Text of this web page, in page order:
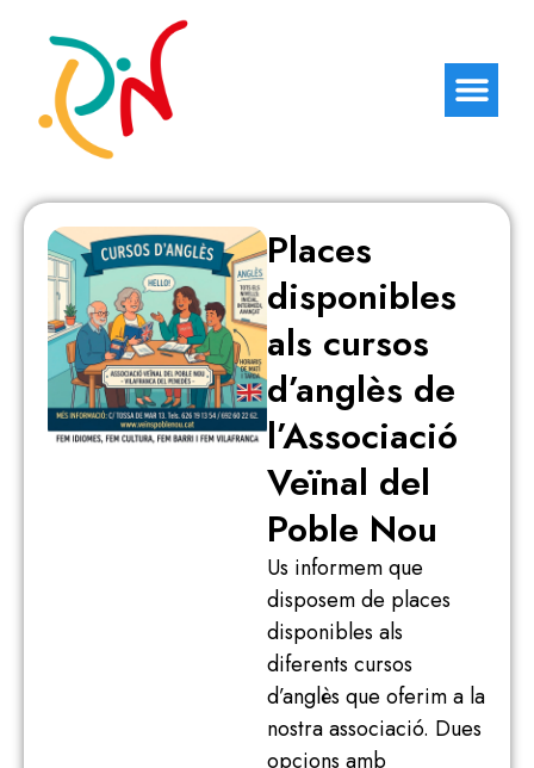
Places
disponibles
als cursos
d’anglès de
l’Associació
Veïnal del
Poble Nou
Us informem que
disposem de places
disponibles als
diferents cursos
d’anglès que oferim a la
nostra associació. Dues
opcions amb